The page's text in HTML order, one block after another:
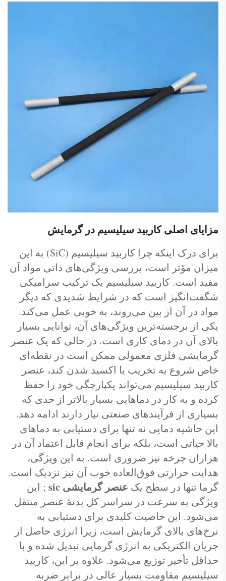
مزایای اصلی کاربید سیلیسیم در گرمایش
برای درک اینکه چرا کاربید سیلیسیم (SiC) به این
میزان مؤثر است، بررسی ویژگی‌های ذاتی مواد آن
مفید است. کاربید سیلیسیم یک ترکیب سرامیکی
شگفت‌انگیز است که در شرایط شدیدی که دیگر
مواد در آن از بین می‌روند، به خوبی عمل می‌کند.
یکی از برجسته‌ترین ویژگی‌های آن، توانایی بسیار
بالای آن در دمای کاری است. در حالی که یک عنصر
گرمایشی فلزی معمولی ممکن است در نقطه‌ای
خاص شروع به تخریب یا اکسید شدن کند، عنصر
کاربید سیلیسیم می‌تواند یکپارچگی خود را حفظ
کرده و به کار در دماهایی بسیار بالاتر از حدی که
بسیاری از فرآیندهای صنعتی نیاز دارند ادامه دهد.
این حاشیه دمایی نه تنها برای دستیابی به دماهای
بالا حیاتی است، بلکه برای انجام قابل اعتماد آن در
هزاران چرخه نیز ضروری است. به این ویژگی،
هدایت حرارتی فوق‌العاده خوب آن نیز نزدیک است.
گرما تنها در سطح یک عنصر گرمایشی sic
; این
ویژگی به سرعت در سراسر کل بدنهٔ عنصر منتقل
می‌شود. این خاصیت کلیدی برای دستیابی به
نرخ‌های بالای گرمایش است، زیرا انرژی حاصل از
جریان الکتریکی به انرژی گرمایی تبدیل شده و با
حداقل تأخیر توزیع می‌شود. علاوه بر این، کاربید
سیلیسیم مقاومت بسیار عالی در برابر ضربه